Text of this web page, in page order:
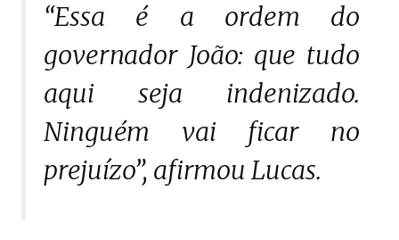
“Essa é a ordem do
governador João: que tudo
aqui seja indenizado.
Ninguém vai ficar no
prejuízo”, afirmou Lucas.